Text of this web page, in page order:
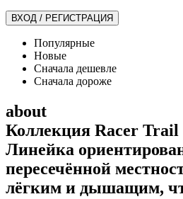
ВХОД / РЕГИСТРАЦИЯ
Популярные
Новые
Сначала дешевле
Сначала дороже
about
Коллекция Racer Trail
Линейка
пересечённой
лёгким и дышащим,